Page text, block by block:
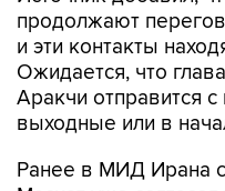
продолжают
и эти контакты
Ожидается, что
Аракчи отправится
выходные или в
Ранее в МИД Ирана